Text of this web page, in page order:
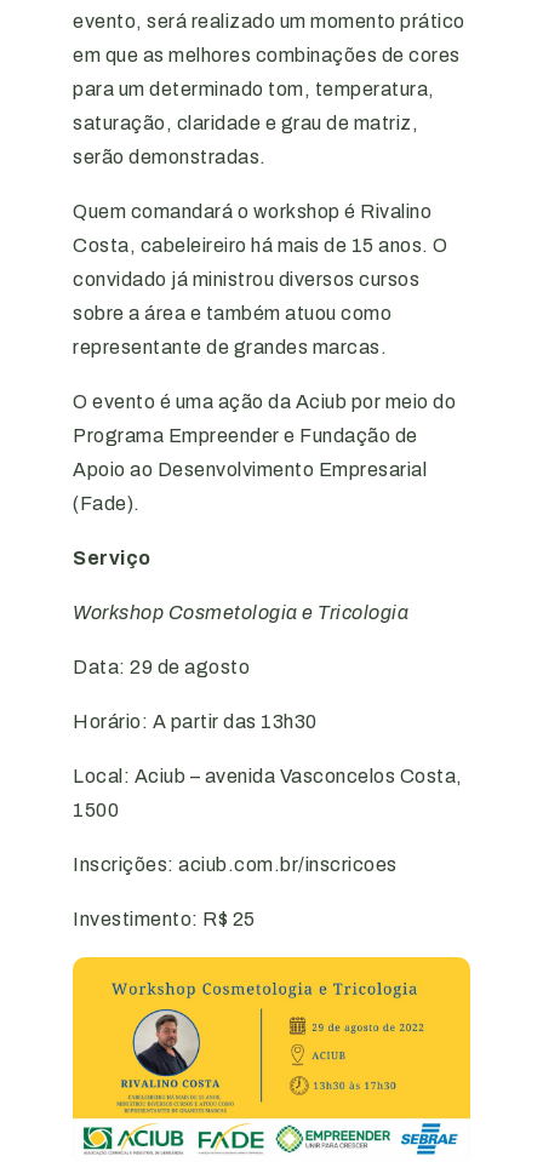
evento, será realizado um momento prático
em que as melhores combinações de cores
para um determinado tom, temperatura,
saturação, claridade e grau de matriz,
serão demonstradas.
Quem comandará o workshop é Rivalino
Costa, cabeleireiro há mais de 15 anos. O
convidado já ministrou diversos cursos
sobre a área e também atuou como
representante de grandes marcas.
O evento é uma ação da Aciub por meio do
Programa Empreender e Fundação de
Apoio ao Desenvolvimento Empresarial
(Fade).
Serviço
Workshop Cosmetologia e Tricologia
Data: 29 de agosto
Horário: A partir das 13h30
Local: Aciub – avenida Vasconcelos Costa,
1500
Inscrições: aciub.com.br/inscricoes
Investimento: R$ 25